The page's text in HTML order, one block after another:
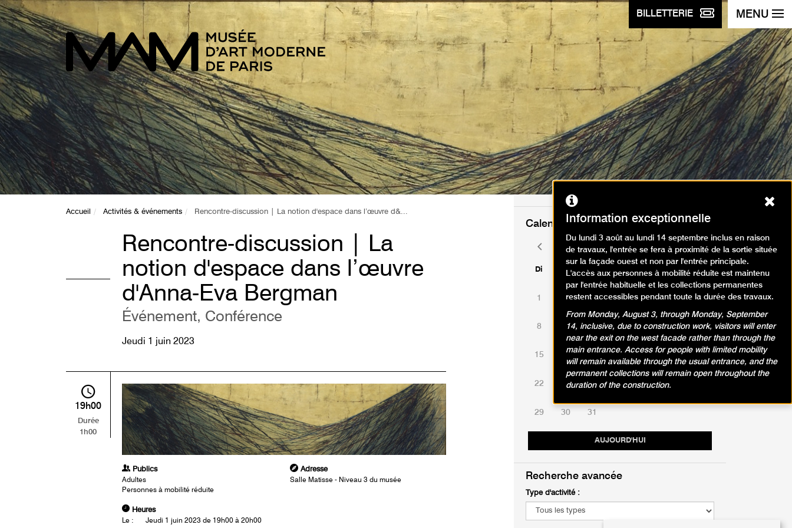
BILLETTERIE MENU
Accueil Activités & événements Rencontre-discussion | La notion d'espace dans l’œuvre d&...
Rencontre-discussion | La
notion d'espace dans l’œuvre
d'Anna-Eva Bergman
Événement, Conférence
Jeudi 1 juin 2023
19h00
Durée
1h00
Publics
Adultes
Personnes à mobilité réduite
Adresse
Salle Matisse - Niveau 3 du musée
Heures
Le : Jeudi 1 juin 2023 de 19h00 à 20h00
Calendrier des événements
décembre 2024
Di Lu Ma Ve Sa
AUJOURD'HUI
1 2 3 4 5 6 7
8 9 10 11 12 13 14
15 16 17 18 19 20 21
22 23 24 25 26 27
29 30 31
Mois
précédent
Mois
suivant
Recherche avancée
Type d'activité :
Information exceptionnelle
Du lundi 3 août au lundi 14 septembre inclus en raison
de travaux, l'entrée se fera à proximité de la sortie située
sur la façade ouest et non par l'entrée principale.
L'accès aux personnes à mobilité réduite est maintenu
par l'entrée habituelle et les collections permanentes
restent accessibles pendant toute la durée des travaux.
From Monday, August 3, through Monday, September
14, inclusive, due to construction work, visitors will enter
near the exit on the west facade rather than through the
main entrance. Access for people with limited mobility
will remain available through the usual entrance, and the
permanent collections will remain open throughout the
duration of the construction.